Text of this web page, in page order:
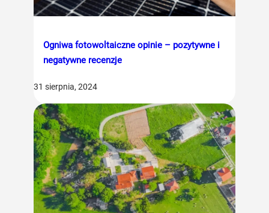
Ogniwa fotowoltaiczne opinie – pozytywne i
negatywne recenzje
31 sierpnia, 2024